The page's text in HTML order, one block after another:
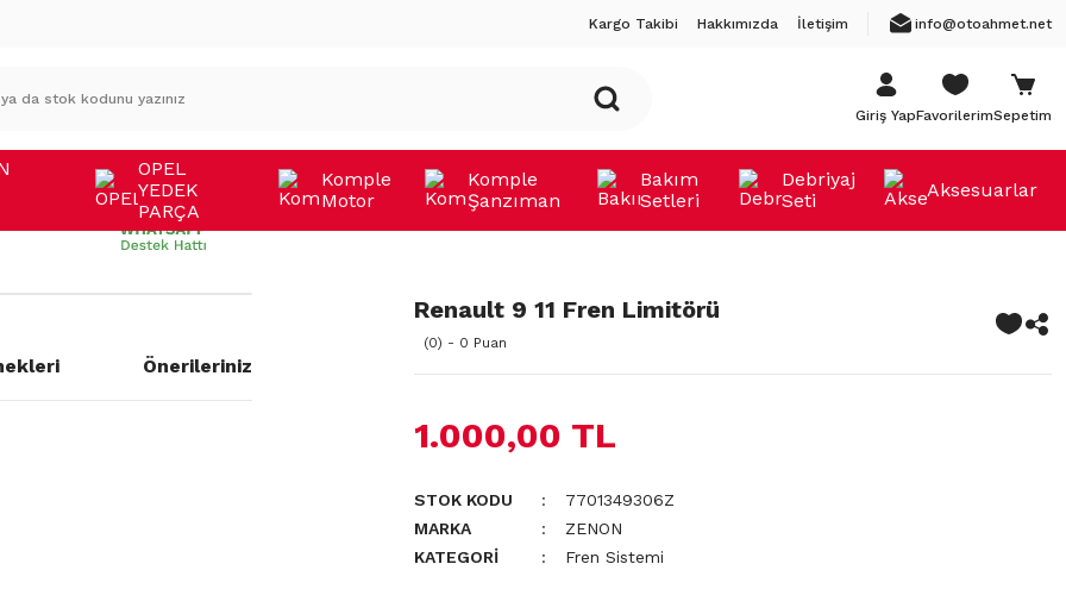
Kargo Takibi Hakkımızda İletişim info@otoahmet.net
Giriş YapFavorilerimSepetim
OPEL
YEDEK
PARÇA
Komple
Motor
Komple
Şanzıman
Bakım
Setleri
Debriyaj
Seti
Aksesuarlar
Önerileriniz
Renault 9 11 Fren Limitörü
(0) - 0 Puan
1.000,00 TL
STOK KODU
7701349306Z
MARKA
ZENON
KATEGORI
Fren Sistemi